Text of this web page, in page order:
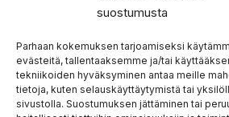
suostumusta
Parhaan kokemuksen tarjoamiseksi
evästeitä, tallentaaksemme ja/tai
tekniikoiden hyväksyminen antaa meille
tietoja, kuten selauskäyttäytymistä tai
sivustolla. Suostumuksen jättäminen tai
6440
info@jokimaanravit.fi
Toimisto
avoinna
tilaan
r
a
m
o
k
t
e
r
e